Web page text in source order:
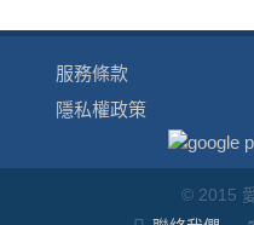
服務條款
隱私權政策
© 2015